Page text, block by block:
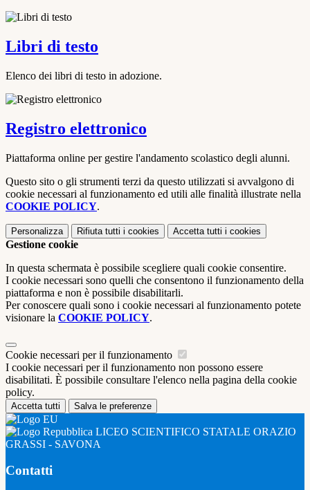
Libri di testo
Elenco dei libri di testo in adozione.
Registro elettronico
Piattaforma online per gestire l'andamento scolastico degli alunni.
Questo sito o gli strumenti terzi da questo utilizzati si avvalgono di
cookie necessari al funzionamento ed utili alle finalità illustrate nella
COOKIE POLICY.
Personalizza Rifiuta tutti i cookies Accetta tutti i cookies
Gestione cookie
In questa schermata è possibile scegliere quali cookie consentire.
I cookie necessari sono quelli che consentono il funzionamento della
piattaforma e non è possibile disabilitarli.
Per conoscere quali sono i cookie necessari al funzionamento potete
visionare la COOKIE POLICY.
Cookie necessari per il funzionamento
I cookie necessari per il funzionamento non possono essere
disabilitati. È possibile consultare l'elenco nella pagina della cookie
policy.
Accetta tutti Salva le preferenze
LICEO SCIENTIFICO STATALE ORAZIO
GRASSI - SAVONA
Contatti